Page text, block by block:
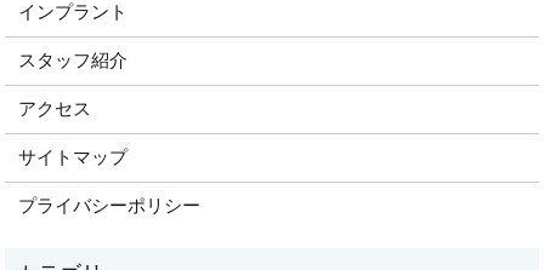
インプラント
スタッフ紹介
アクセス
サイトマップ
プライバシーポリシー